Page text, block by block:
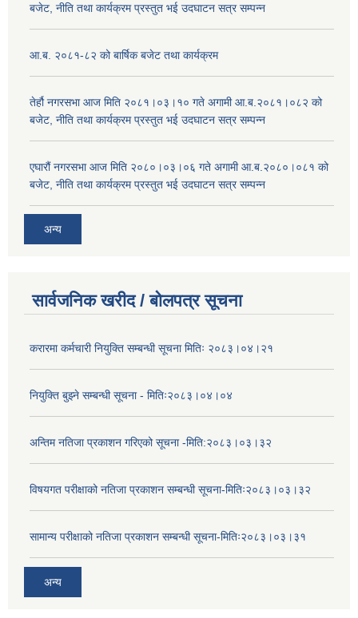
बजेट, नीति तथा कार्यक्रम प्रस्तुत भई उदघाटन सत्र सम्पन्न
आ.ब. २०८१-८२ को बार्षिक बजेट तथा कार्यक्रम
तेर्हौ नगरसभा आज मिति २०८१।०३।१० गते अगामी आ.ब.२०८१।०८२ को
बजेट, नीति तथा कार्यक्रम प्रस्तुत भई उदघाटन सत्र सम्पन्न
एघारौं नगरसभा आज मिति २०८०।०३।०६ गते अगामी आ.ब.२०८०।०८१ को
बजेट, नीति तथा कार्यक्रम प्रस्तुत भई उदघाटन सत्र सम्पन्न
अन्य
सार्वजनिक खरीद / बोलपत्र सूचना
करारमा कर्मचारी नियुक्ति सम्बन्धी सूचना मितिः २०८३।०४।२१
नियुक्ति बुझ्ने सम्बन्धी सूचना - मितिः२०८३।०४।०४
अन्तिम नतिजा प्रकाशन गरिएको सूचना -मिति:२०८३।०३।३२
विषयगत परीक्षाको नतिजा प्रकाशन सम्बन्धी सूचना-मितिः२०८३।०३।३२
सामान्य परीक्षाको नतिजा प्रकाशन सम्बन्धी सूचना-मितिः२०८३।०३।३१
अन्य